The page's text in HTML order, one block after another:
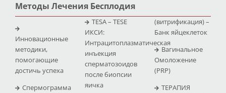
Методы Лечения Бесплодия
Инновационные
методики,
помогающие
достичь успеха
Спермограмма
TESA – TESE
ИКСИ:
Интрацитоплазматическая
инъекция
сперматозоидов
после биопсии
яичка
(витрификация) –
Банк яйцеклеток
Вагинальное
Омоложение
(PRP)
ТЕРАПИЯ